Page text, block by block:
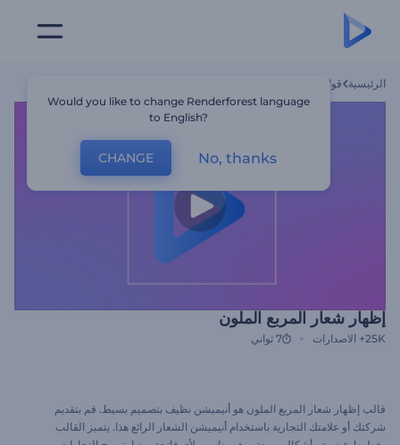
الرئيسية قوالب
إظهار شعار المربع الملون
25K+ الاصدارات 7 ثواني
قالب إظهار شعار المربع الملون هو أنيميشن نظيف بتصميم بسيط. قم بتقديم
شركتك أو علامتك التجارية باستخدام أنيميشن الشعار الرائع هذا. يتميز القالب
Would you like to change Renderforest language
to English?
CHANGE No, thanks